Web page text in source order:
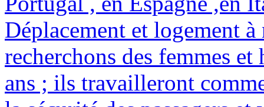
Déplacement et logement
recherchons des femmes
ans ; ils travailleront